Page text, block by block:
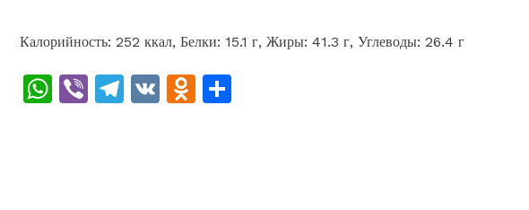
Калорийность: 252 ккал, Белки: 15.1 г, Жиры: 41.3 г, Углеводы: 26.4 г
WhatsApp
ViberTelegram
VK Odnoklassniki